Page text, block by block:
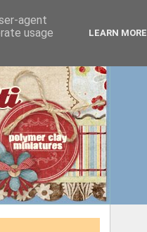
agent
usage
LEARN MORE